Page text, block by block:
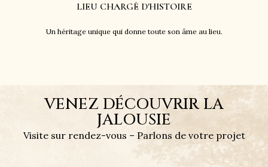
LIEU CHARGÉ D'HISTOIRE
Un héritage unique qui donne toute son âme au lieu.
VENEZ DÉCOUVRIR LA
JALOUSIE
Visite sur rendez-vous – Parlons de votre projet